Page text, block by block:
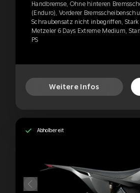
Handbremse, Ohne hinteren
(Enduro), Vorderer
Schraubensatz nicht inbegriffen, Stark
Metzeler 6 Days Extreme Medium,
PS
Weitere Infos
Abholbereit